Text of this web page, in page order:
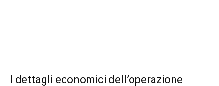
I dettagli economici dell’operazione